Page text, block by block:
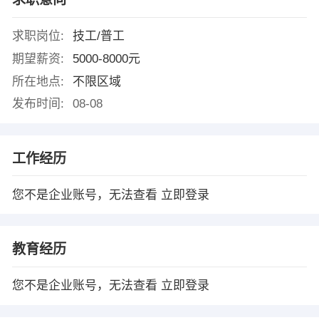
求职岗位:
技工/普工
期望薪资:
5000-8000元
所在地点:
不限区域
发布时间:
08-08
工作经历
您不是企业账号，无法查看 立即登录
教育经历
您不是企业账号，无法查看 立即登录